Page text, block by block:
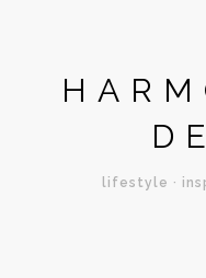
lifestyle ·